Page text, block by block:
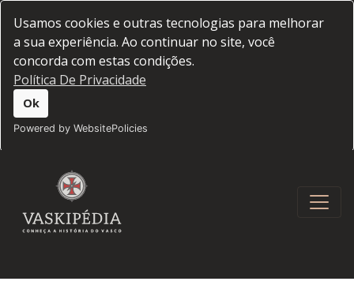
Usamos cookies e outras tecnologias para melhorar
a sua experiência. Ao continuar no site, você
concorda com estas condições.
Política De Privacidade
Ok
Powered by WebsitePolicies